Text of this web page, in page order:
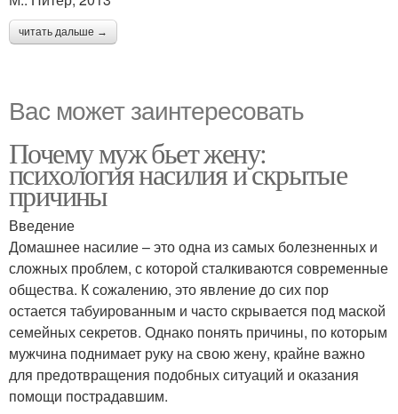
читать дальше →
Вас может заинтересовать
Почему муж бьет жену:
психология насилия и скрытые
причины
Введение
Домашнее насилие – это одна из самых болезненных и
сложных проблем, с которой сталкиваются современные
общества. К сожалению, это явление до сих пор
остается табуированным и часто скрывается под маской
семейных секретов. Однако понять причины, по которым
мужчина поднимает руку на свою жену, крайне важно
для предотвращения подобных ситуаций и оказания
помощи пострадавшим.